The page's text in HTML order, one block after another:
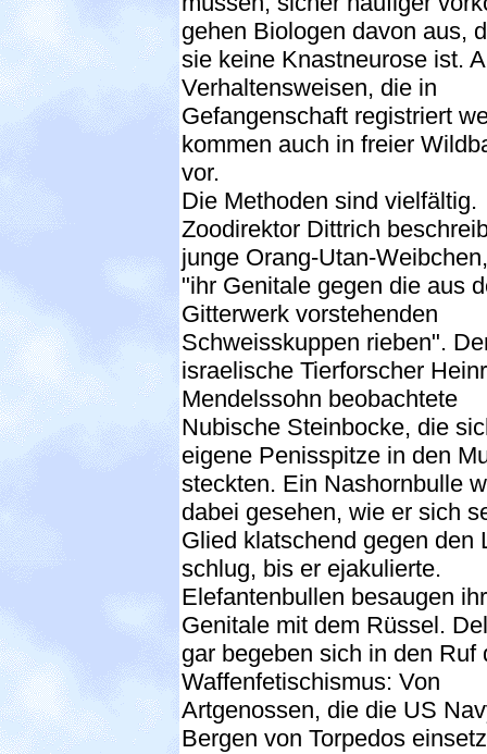
gehen Biologen davon aus,
sie keine Knastneurose ist.
Verhaltensweisen, die in
Gefangenschaft registriert
kommen auch in freier
vor.
Die Methoden sind vielfältig.
Zoodirektor Dittrich
junge Orang-Utan-
"ihr Genitale gegen die aus
Gitterwerk vorstehenden
Schweisskuppen rieben".
israelische Tierforscher
Mendelssohn beobachtete
Nubische Steinbocke, die
eigene Penisspitze in den
steckten. Ein Nashornbulle
dabei gesehen, wie er sich
Glied klatschend gegen den
schlug, bis er ejakulierte.
Elefantenbullen besaugen ihr
Genitale mit dem Rüssel.
gar begeben sich in den Ruf
Waffenfetischismus: Von
Artgenossen, die die US
Bergen von Torpedos